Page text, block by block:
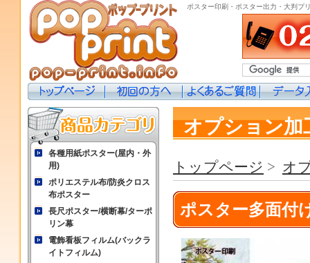
ポスター印刷・ポスター出力・大判プ
各種用紙ポスター(屋内・外
用)
ポリエステル布/防炎クロス
布ポスター
長尺ポスター/横断幕/ターポ
リン幕
電飾看板フィルム(バックラ
イトフィルム)
オプション加
トップページ > オ
ポスター多面付